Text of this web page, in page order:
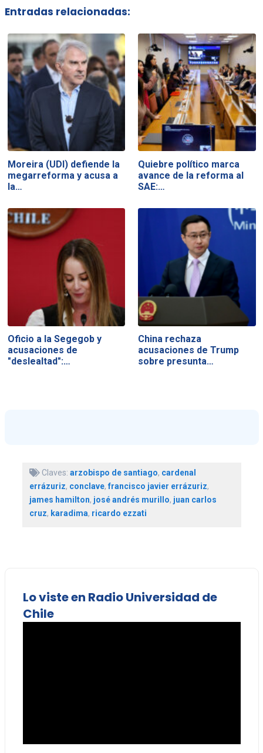
Entradas relacionadas:
Moreira (UDI) defiende la
megarreforma y acusa a
la…
Quiebre político marca
avance de la reforma al
SAE:…
Oficio a la Segegob y
acusaciones de
"deslealtad":…
China rechaza
acusaciones de Trump
sobre presunta…
Claves: arzobispo de santiago, cardenal
errázuriz, conclave,francisco javier errázuriz,
james hamilton, josé andrés murillo, juan carlos
cruz, karadima, ricardo ezzati
Lo viste en Radio Universidad de
Chile